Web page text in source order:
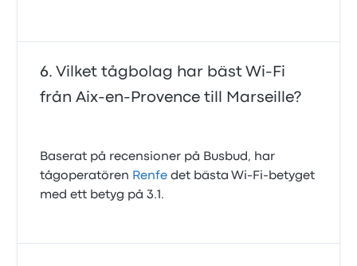
Vilket tågbolag har bäst Wi‑Fi
från Aix-en-Provence till Marseille?
Baserat på recensioner på Busbud, har
tågoperatören Renfe det bästa Wi‑Fi‑betyget
med ett betyg på 3.1.